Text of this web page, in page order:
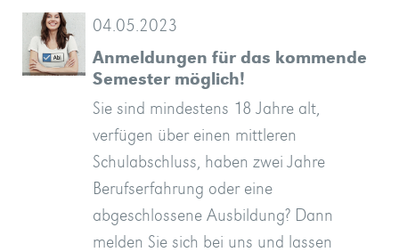
04.05.2023
Anmeldungen für das kommende
Semester möglich!
Sie sind mindestens 18 Jahre alt,
verfügen über einen mittleren
Schulabschluss, haben zwei Jahre
Berufserfahrung oder eine
abgeschlossene Ausbildung? Dann
melden Sie sich bei uns und lassen